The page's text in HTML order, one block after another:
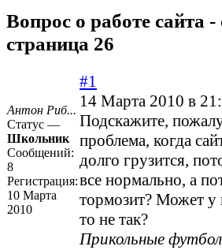
Вопрос о работе сайта
страница 26
Антон Риб...
Статус —
Школьник
Сообщений:
8
Регистрация:
10 Марта
2010
#1
14 Марта 2010 в
Подскажите,
проблема, когда
долго грузится,
все нормально, а
тормозит? Может у
то не так?
Прикольные